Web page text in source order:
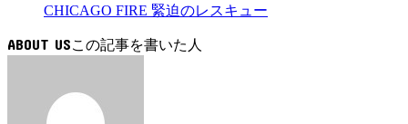
CHICAGO FIRE 緊迫のレスキュー
ABOUT US